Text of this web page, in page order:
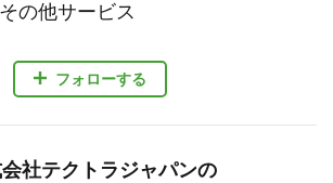
フォローする
その他サービス
社テクトラジャパンの